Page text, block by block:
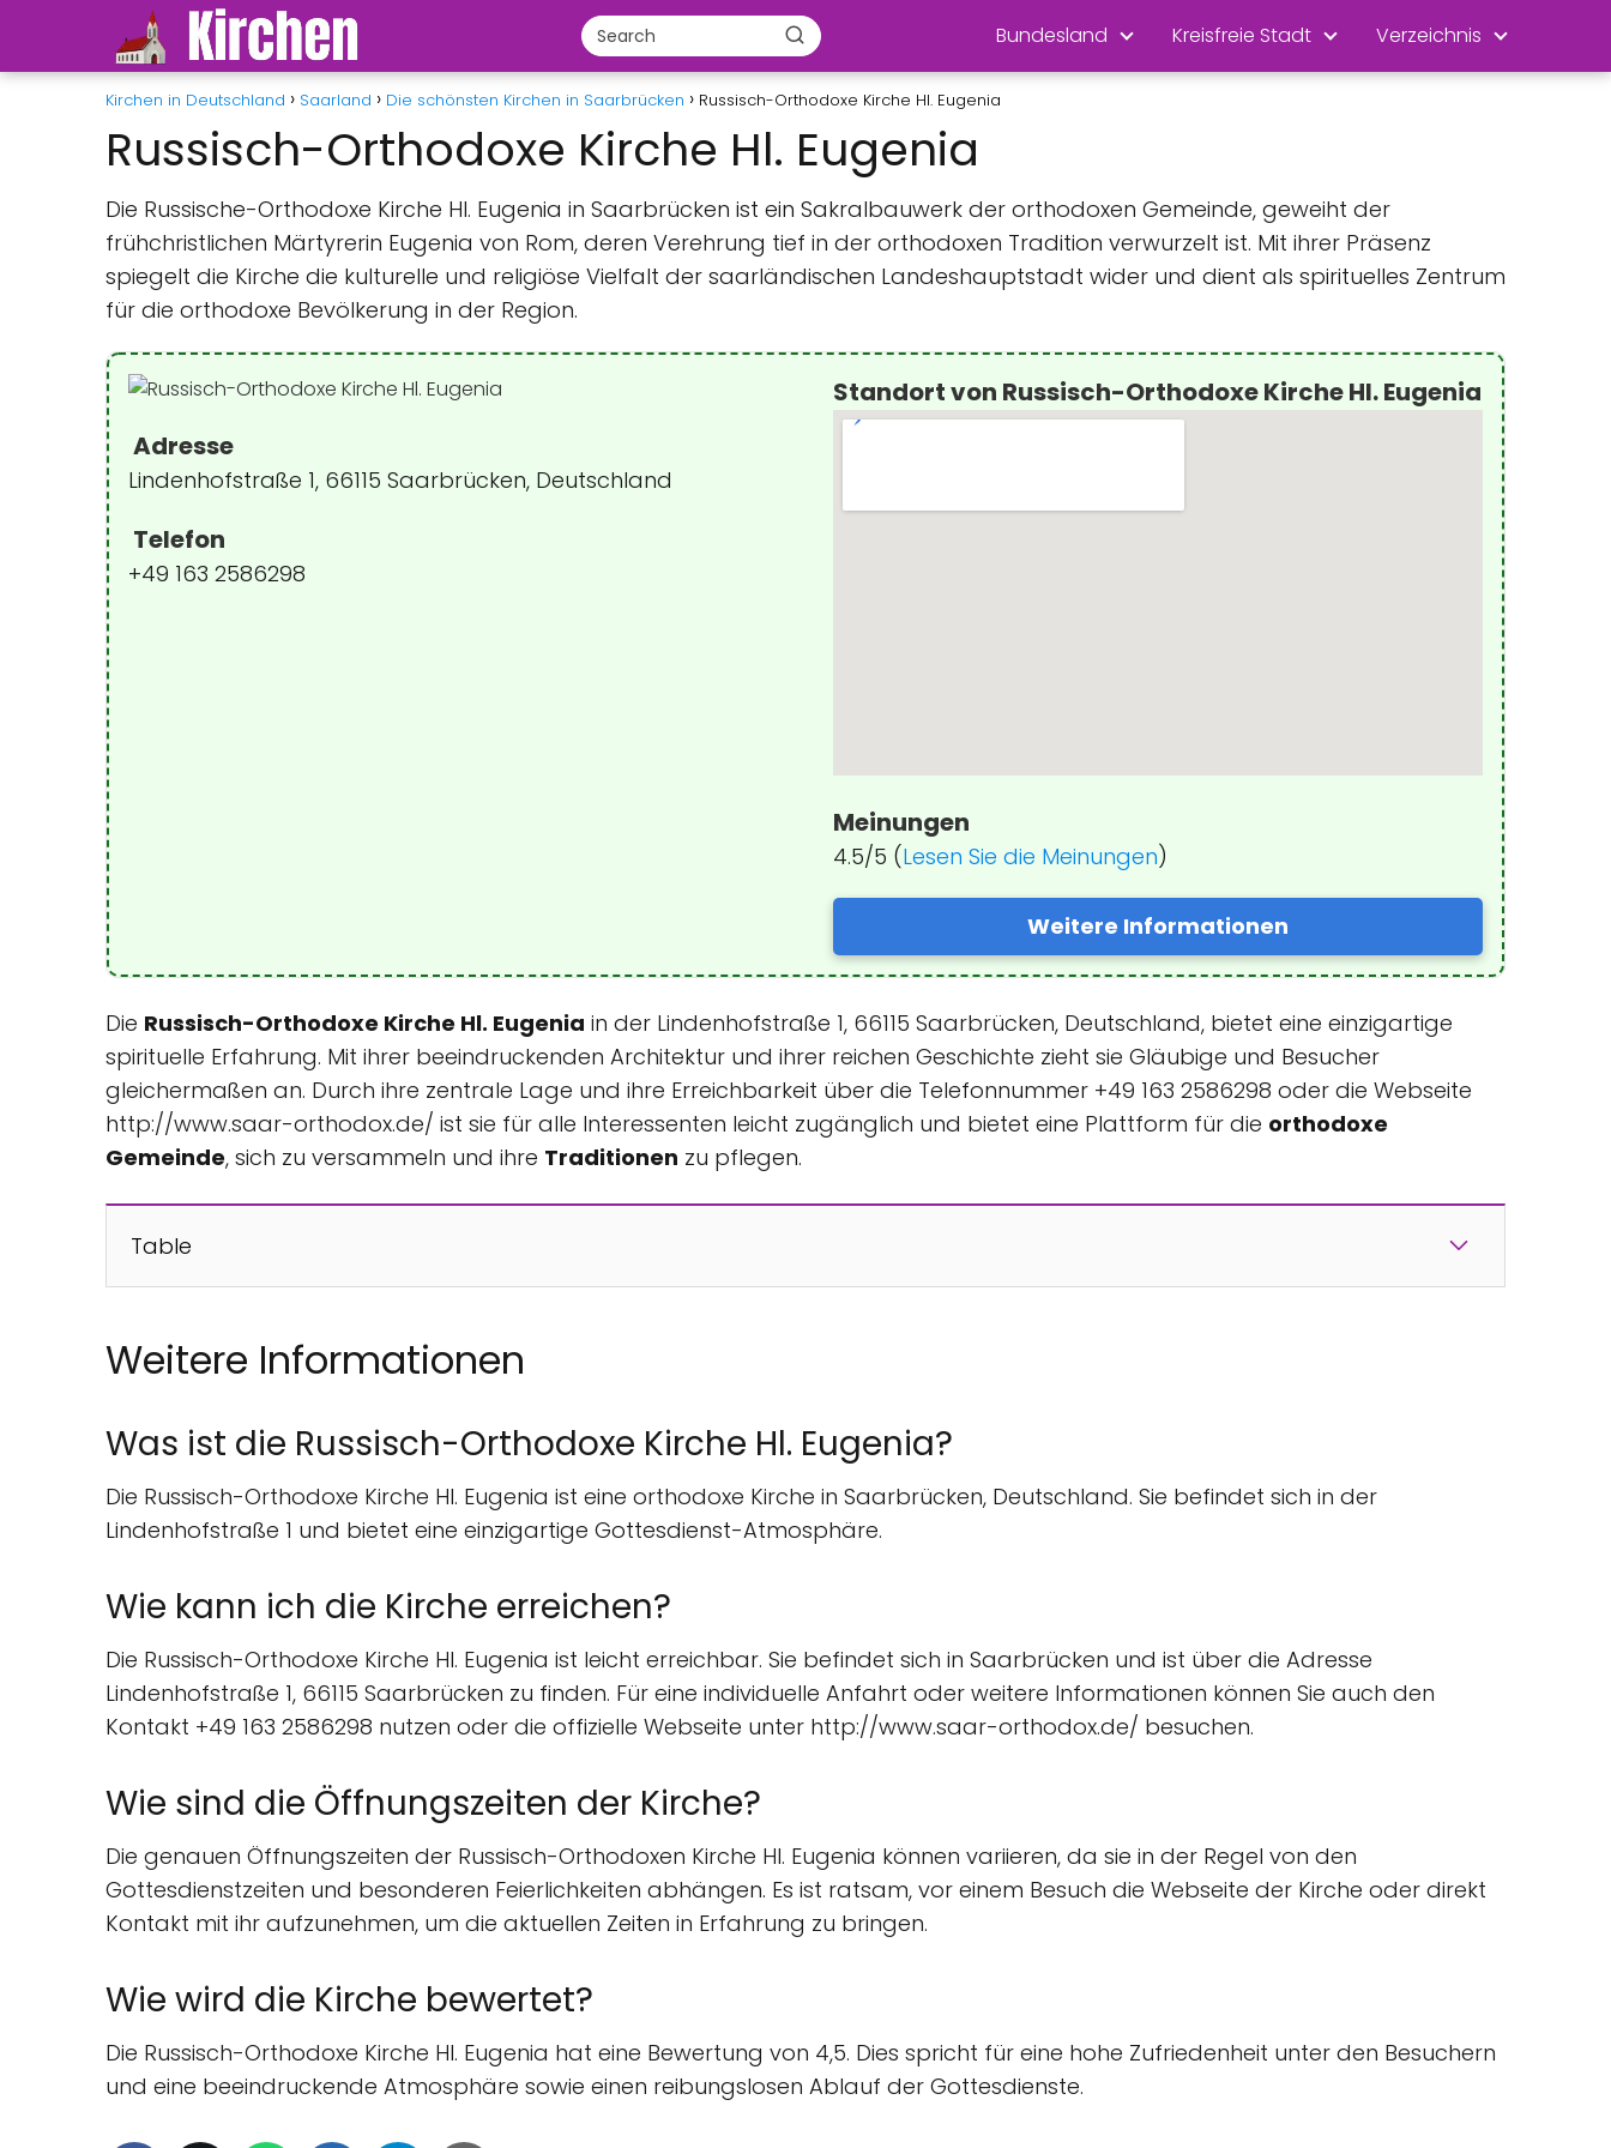
Bundesland Kreisfreie Stadt Verzeichnis
Kirchen in Deutschland Saarland Die schönsten Kirchen in Saarbrücken Russisch-Orthodoxe Kirche Hl. Eugenia
Russisch-Orthodoxe Kirche Hl. Eugenia
Die Russische-Orthodoxe Kirche Hl. Eugenia in Saarbrücken ist ein Sakralbauwerk der orthodoxen Gemeinde, geweiht der
frühchristlichen Märtyrerin Eugenia von Rom, deren Verehrung tief in der orthodoxen Tradition verwurzelt ist. Mit ihrer Präsenz
spiegelt die Kirche die kulturelle und religiöse Vielfalt der saarländischen Landeshauptstadt wider und dient als spirituelles Zentrum
für die orthodoxe Bevölkerung in der Region.
Adresse
Lindenhofstraße 1, 66115 Saarbrücken, Deutschland
Telefon
+49 163 2586298
Standort von Russisch-Orthodoxe Kirche Hl. Eugenia
Meinungen
4.5/5 (Lesen Sie die Meinungen)
Weitere Informationen
Die Russisch-Orthodoxe Kirche Hl. Eugenia in der Lindenhofstraße 1, 66115 Saarbrücken, Deutschland, bietet eine einzigartige
spirituelle Erfahrung. Mit ihrer beeindruckenden Architektur und ihrer reichen Geschichte zieht sie Gläubige und Besucher
gleichermaßen an. Durch ihre zentrale Lage und ihre Erreichbarkeit über die Telefonnummer +49 163 2586298 oder die Webseite
http://www.saar-orthodox.de/ ist sie für alle Interessenten leicht zugänglich und bietet eine Plattform für die orthodoxe
Gemeinde, sich zu versammeln und ihre Traditionen zu pflegen.
Table
Weitere Informationen
Was ist die Russisch-Orthodoxe Kirche Hl. Eugenia?
Die Russisch-Orthodoxe Kirche Hl. Eugenia ist eine orthodoxe Kirche in Saarbrücken, Deutschland. Sie befindet sich in der
Lindenhofstraße 1 und bietet eine einzigartige Gottesdienst-Atmosphäre.
Wie kann ich die Kirche erreichen?
Die Russisch-Orthodoxe Kirche Hl. Eugenia ist leicht erreichbar. Sie befindet sich in Saarbrücken und ist über die Adresse
Lindenhofstraße 1, 66115 Saarbrücken zu finden. Für eine individuelle Anfahrt oder weitere Informationen können Sie auch den
Kontakt +49 163 2586298 nutzen oder die offizielle Webseite unter http://www.saar-orthodox.de/ besuchen.
Wie sind die Öffnungszeiten der Kirche?
Die genauen Öffnungszeiten der Russisch-Orthodoxen Kirche Hl. Eugenia können variieren, da sie in der Regel von den
Gottesdienstzeiten und besonderen Feierlichkeiten abhängen. Es ist ratsam, vor einem Besuch die Webseite der Kirche oder direkt
Kontakt mit ihr aufzunehmen, um die aktuellen Zeiten in Erfahrung zu bringen.
Wie wird die Kirche bewertet?
Die Russisch-Orthodoxe Kirche Hl. Eugenia hat eine Bewertung von 4,5. Dies spricht für eine hohe Zufriedenheit unter den Besuchern
und eine beeindruckende Atmosphäre sowie einen reibungslosen Ablauf der Gottesdienste.